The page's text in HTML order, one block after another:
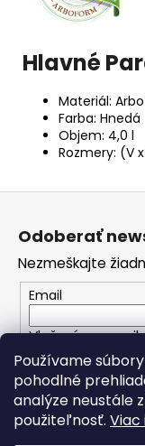
Používame
pohodlné
analýze neustále
použiteľnosť.
Hlavné
Materiál:
Farba: Hnedá
Objem: 4,0 l
Rozmery: (V
Z
e
Odoberať
Nezmeškajte
Email
Vložením e-
ochrany
PRIHLÁSIŤ SA